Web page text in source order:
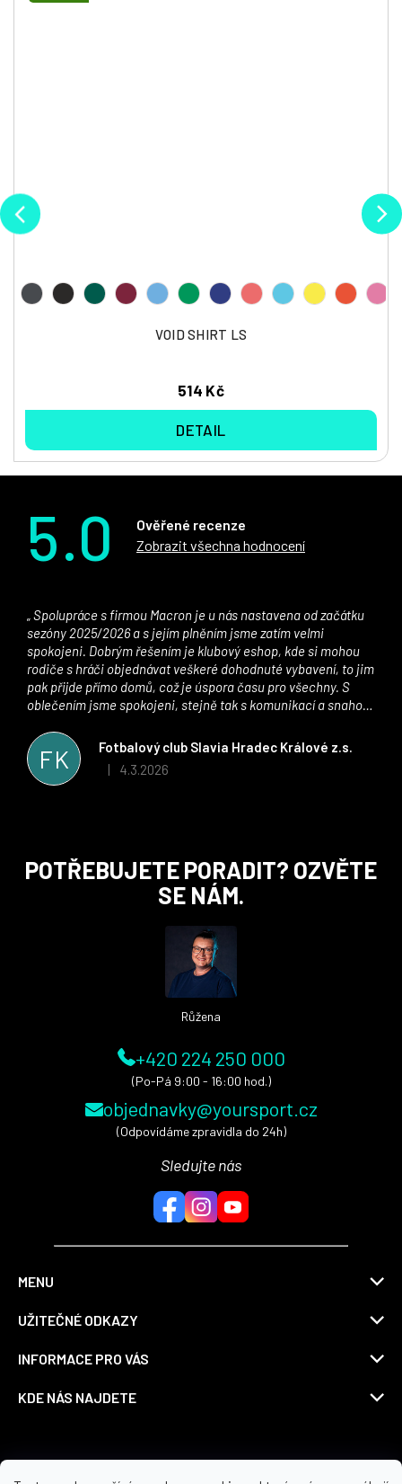
VOID SHIRT LS
514 Kč
DETAIL
5.0
Ověřené recenze
Zobrazit všechna hodnocení
FK
Fotbalový club Slavia Hradec Králové z.s.
Hodnocení obchodu je 5 z 5 hvězdiček.
| 4.3.2026
sezóny 2025/2026 a s jejím plněním jsme zatím velmi
spokojeni. Dobrým řešením je klubový eshop, kde si mohou
rodiče s hráči objednávat veškeré dohodnuté vybavení, to jim
pak přijde přímo domů, což je úspora času pro všechny. S
oblečením jsme spokojeni, stejně tak s komunikací a snahou
stran. Věříme, že v tomto duchu bude spolupráce pokračovat
i nadále, nyní už začínáme řešit i první sady dresů ;)
POTŘEBUJETE PORADIT? OZVĚTE
SE NÁM.
Růžena
+420 224 250 000
(Po-Pá 9:00 - 16:00 hod.)
objednavky@yoursport.cz
(Odpovídáme zpravidla do 24h)
Sledujte nás
MENU
UŽITEČNÉ ODKAZY
INFORMACE PRO VÁS
KDE NÁS NAJDETE
Možnosti dopravy